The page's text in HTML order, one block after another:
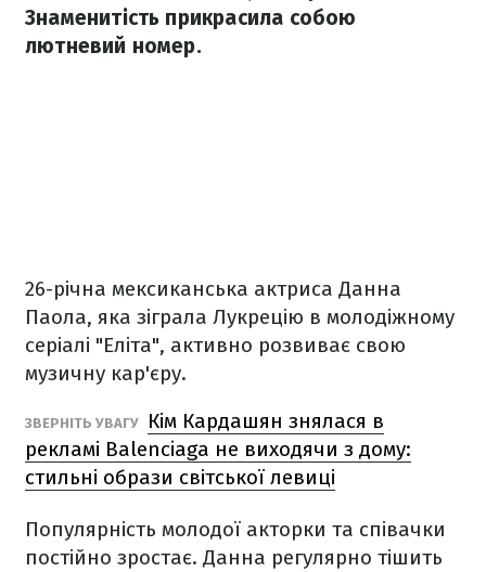
Знаменитість прикрасила собою
лютневий номер.
26-річна мексиканська актриса Данна
Паола, яка зіграла Лукрецію в молодіжному
серіалі "Еліта", активно розвиває свою
музичну кар'єру.
ЗВЕРНІТЬ УВАГУ
Кім Кардашян знялася в
рекламі Balenciaga не виходячи з дому:
стильні образи світської левиці
Популярність молодої акторки та співачки
постійно зростає. Данна регулярно тішить